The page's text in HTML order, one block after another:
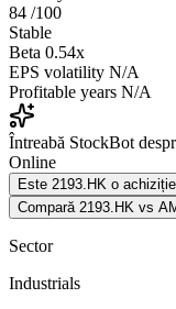
84 /100
Stable
Beta 0.54x
EPS volatility N/A
Profitable years N/A
Întreabă StockBot
Online
Este 2193.HK o
Compară 2193.HK vs
Sector
Industrials